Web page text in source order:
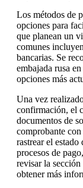
Los métodos de
opciones para
que planean un
comunes
bancarias. Se
embajada rusa
opciones más
Una vez
confirmación, el
documentos de
comprobante
rastrear el
procesos de
revisar la
obtener más